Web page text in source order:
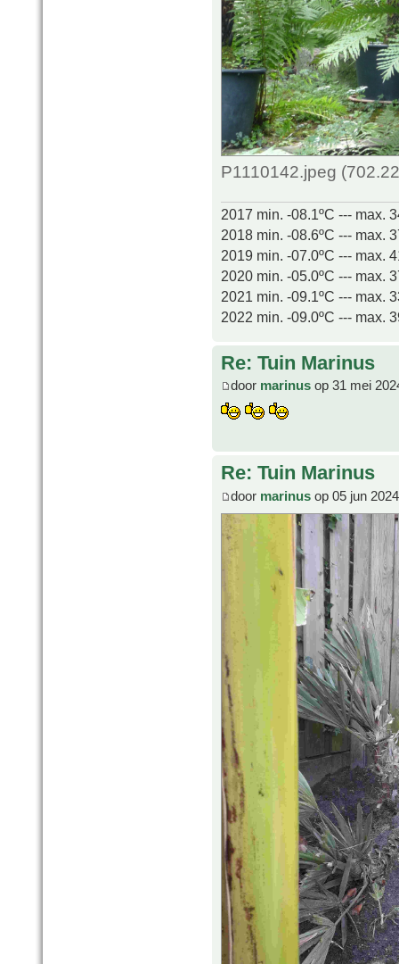
P1110142.jpeg
2017 min. -08.1ºC --- max.
2018 min. -08.6ºC --- max.
2019 min. -07.0ºC --- max.
2020 min. -05.0ºC --- max.
2021 min. -09.1ºC --- max.
2022 min. -09.0ºC --- max.
Re: Tuin Marinus
door marinus op 31 mei
Re: Tuin Marinus
door marinus op 05 jun